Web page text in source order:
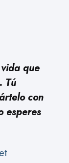
que
Tú
con
esperes